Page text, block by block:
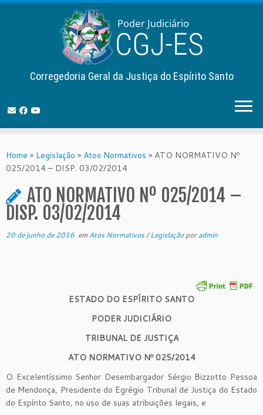
to
content
Corregedoria Geral da Justiça do Espírito Santo
Home » Legislação » Atos Normativos » ATO NORMATIVO Nº
025/2014 – DISP. 03/02/2014
ATO NORMATIVO Nº 025/2014 –
DISP. 03/02/2014
20 de junho de 2016 em Atos Normativos/Legislaçãoporadmin
ESTADO DO ESPÍRITO SANTO
PODER JUDICIÁRIO
TRIBUNAL DE JUSTIÇA
ATO NORMATIVO Nº 025/2014
O Excelentíssimo Senhor Desembargador Sérgio Bizzotto Pessoa
de Mendonça, Presidente do Egrégio Tribunal de Justiça do Estado
do Espírito Santo, no uso de suas atribuições legais, e